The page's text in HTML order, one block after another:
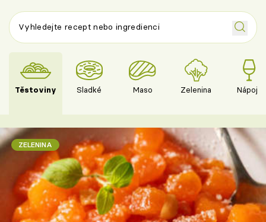
Těstoviny Sladké Maso Zelenina Nápoje
ZELENINA